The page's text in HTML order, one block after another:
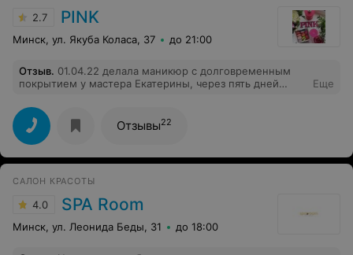
2.7 PINK
Минск, ул. Якуба Коласа, 37 до 21:00
Отзыв. 01.04.22 делала маникюр с долговременным
покрытием у мастера Екатерины, через пять дней
пойти в эту студию.
Еще
Отзывы22
САЛОН КРАСОТЫ
4.0 SPA Room
Минск, ул. Леонида Беды, 31 до 18:00